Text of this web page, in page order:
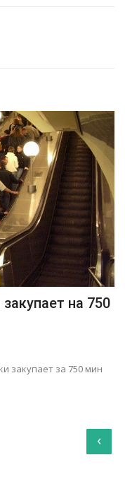
на 750
закупает за 750 мин
‹